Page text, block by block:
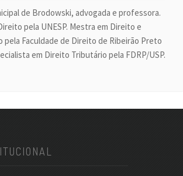
de Brodowski, advogada e professora.
pela UNESP. Mestra em Direito e
pela Faculdade de Direito de Ribeirão Preto
em Direito Tributário pela FDRP/USP.